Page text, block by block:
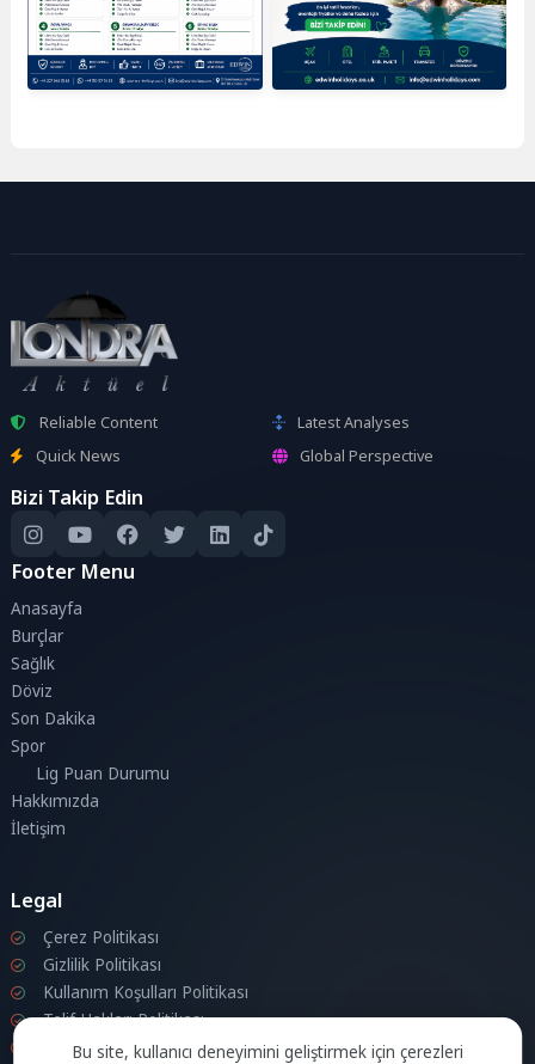
Reliable Content
Latest Analyses
Quick News
Global Perspective
Bizi Takip Edin
Footer Menu
Anasayfa
Burçlar
Sağlık
Döviz
Son Dakika
Spor
Lig Puan Durumu
Hakkımızda
İletişim
Legal
Çerez Politikası
Gizlilik Politikası
Kullanım Koşulları Politikası
Telif Hakları Politikası
İletişim
Bu site, kullanıcı deneyimini geliştirmek için çerezleri